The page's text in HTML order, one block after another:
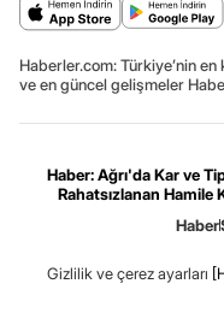
Haberler.com: Türkiye’nin
ve en güncel gelişmeler
Haber: Ağrı'da Kar ve
Rahatsızlanan Hamile
Haber
Gizlilik ve çerez ayarları